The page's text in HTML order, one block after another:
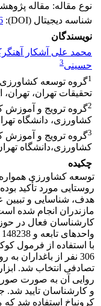
نوع مقاله: مقاله
شناسه دیجیتال (DOI):
نویسندگان
محمد علی آشکار
حسینی3
1گروه توسعه کشاورزی
تحقیقات تهران، تهران،
2گروه ترویج و آموزش
کشاورزی، دانشگاه
3گروه ترویج و آموزش
کشاورزی،‌دانشگاه
چکیده
توسعه کشاورزی همواره
روستایی مورد تأکید
هدف، شناسایی و
کارشناسان فعال در
306 نفر از
تصادفی انتخاب شد.
روایی آن به صورت
و کارشناسان تایید شد.